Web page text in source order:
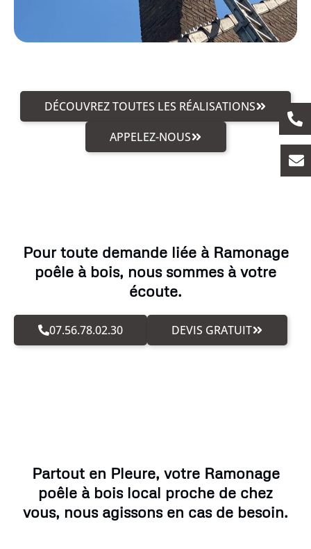
DÉCOUVREZ TOUTES LES RÉALISATIONS
APPELEZ-NOUS
Pour toute demande liée à Ramonage
poêle à bois, nous sommes à votre
écoute.
07.56.78.02.30 DEVIS GRATUIT
Partout en Pleure, votre Ramonage
poêle à bois local proche de chez
vous, nous agissons en cas de besoin.